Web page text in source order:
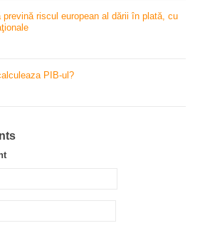
prevină riscul european al dării în plată, cu
PIB-ul?